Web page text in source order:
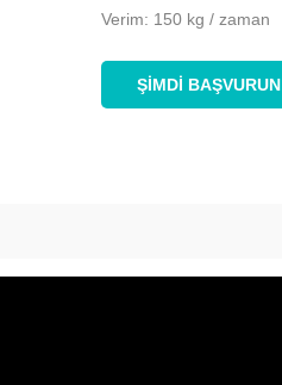
Verim: 150 kg / zaman
ŞIMDI BAŞVURUN